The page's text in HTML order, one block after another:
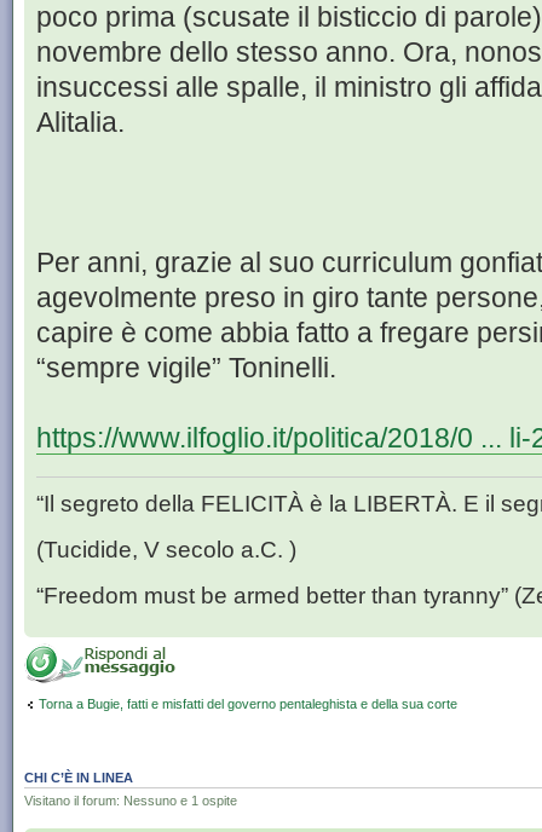
poco prima (scusate il bisticcio di
novembre dello stesso anno. Ora,
insuccessi alle spalle, il ministro gli
Alitalia.
Per anni, grazie al suo curriculum
agevolmente preso in giro tante
capire è come abbia fatto a fregare
“sempre vigile” Toninelli.
https://www.ilfoglio.it/politica/2018/0 ... li-
“Il segreto della FELICITÀ è la LIBERTÀ. E il
(Tucidide, V secolo a.C. )
“Freedom must be armed better than tyranny”
Torna a Bugie, fatti e misfatti del governo pentaleghista e della sua corte
CHI C’È IN LINEA
Visitano il forum: Nessuno e 1 ospite